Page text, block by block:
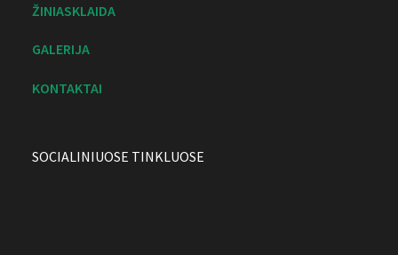
ŽINIASKLAIDA
GALERIJA
KONTAKTAI
SOCIALINIUOSE TINKLUOSE